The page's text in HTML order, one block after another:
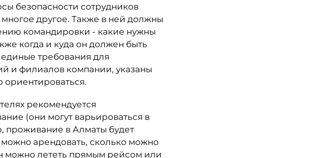
безопасности сотрудников
другое. Также в ней должны
командировки - какие нужны
когда и куда он должен быть
требования для
и филиалов компании, указаны
рекомендуется
(они могут варьироваться в
проживание в Алматы будет
можно арендовать, сколько можно
можно лететь прямым рейсом или